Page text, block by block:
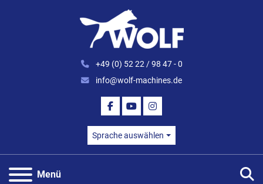
+49 (0) 52 22 / 98 47 - 0
info@wolf-machines.de
FACEBOOK
YOUTUBEINSTAGRAM
Sprache auswählen
Menü